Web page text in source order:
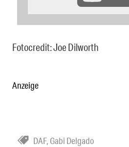
Fotocredit: Joe Dilworth
Anzeige
DAF, Gabi Delgado